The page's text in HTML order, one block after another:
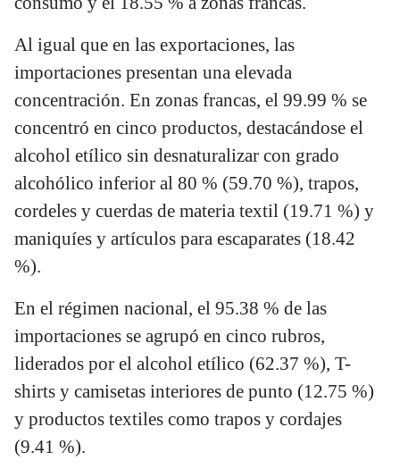
Al igual que en las exportaciones, las
importaciones presentan una elevada
concentración. En zonas francas, el 99.99 % se
concentró en cinco productos, destacándose el
alcohol etílico sin desnaturalizar con grado
alcohólico inferior al 80 % (59.70 %), trapos,
cordeles y cuerdas de materia textil (19.71 %) y
maniquíes y artículos para escaparates (18.42
%).
En el régimen nacional, el 95.38 % de las
importaciones se agrupó en cinco rubros,
liderados por el alcohol etílico (62.37 %), T-
shirts y camisetas interiores de punto (12.75 %)
y productos textiles como trapos y cordajes
(9.41 %).